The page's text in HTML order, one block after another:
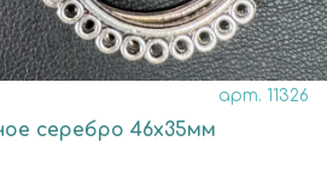
арт. 11326
серебро 46х35мм